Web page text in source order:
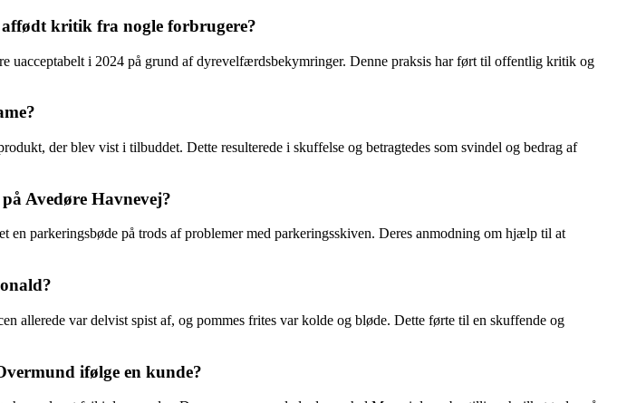
kritik fra nogle forbrugere?
i 2024 på grund af dyrevelfærdsbekymringer. Denne praksis har ført til offentlig kritik og
der blev vist i tilbuddet. Dette resulterede i skuffelse og betragtedes som svindel og bedrag af
Avedøre Havnevej?
en parkeringsbøde på trods af problemer med parkeringsskiven. Deres anmodning om hjælp til at
allerede var delvist spist af, og pommes frites var kolde og bløde. Dette førte til en skuffende og
ifølge en kunde?